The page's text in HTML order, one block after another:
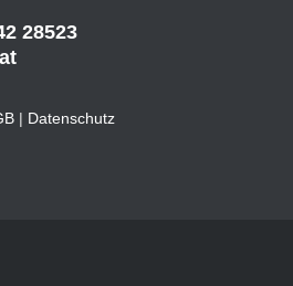
28523
| Datenschutz